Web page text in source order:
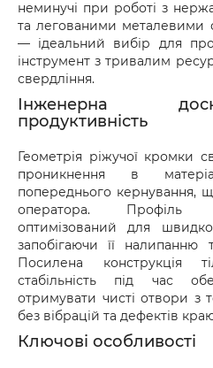
оформіть акт разом
доставки.
неминучі при роботі з
та легованими металевими
— ідеальний вибір для
інструмент з тривалим
свердління.
Інженерна
продуктивність
Геометрія ріжучої кромки
проникнення в
попереднього кернування,
оператора. Профіль
оптимізований для
запобігаючи її налипанню
Посилена конструкція
стабільність під час
отримувати чисті отвори з
без вібрацій та дефектів
Ключові особливості